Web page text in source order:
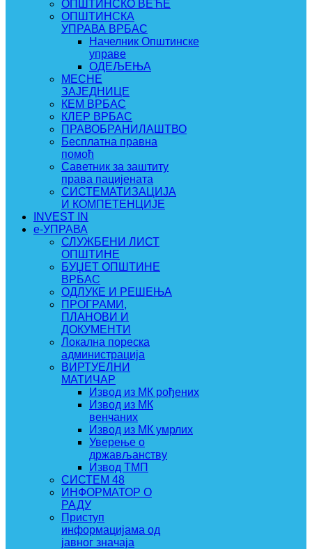
ОПШТИНСКО ВЕЋЕ
ОПШТИНСКА
УПРАВА ВРБАС
Начелник Општинске
управе
ОДЕЉЕЊА
МЕСНЕ
ЗАЈЕДНИЦЕ
КЕМ ВРБАС
КЛЕР ВРБАС
ПРАВОБРАНИЛАШТВО
Бесплатна правна
помоћ
Саветник за заштиту
права пацијената
СИСТЕМАТИЗАЦИЈА
И КОМПЕТЕНЦИЈЕ
INVEST IN
e-УПРАВА
СЛУЖБЕНИ ЛИСТ
ОПШТИНЕ
БУЏЕТ ОПШТИНЕ
ВРБАС
ОДЛУКЕ И РЕШЕЊА
ПРОГРАМИ,
ПЛАНОВИ И
ДОКУМЕНТИ
Локална пореска
администрација
ВИРТУЕЛНИ
МАТИЧАР
Извод из МК рођених
Извод из МК
венчаних
Извод из МК умрлих
Уверење о
држављанству
Извод ТМП
СИСТЕМ 48
ИНФОРМАТОР О
РАДУ
Приступ
информацијама од
јавног значаја